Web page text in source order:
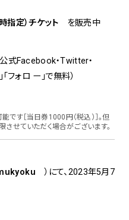
指定）チケット を販売中
公式Facebook・Twitter・
フォロ ー」で無料）
です［当日券1000円（税込）］。但
させていただく場合がございます。
）にて、2023年5月7